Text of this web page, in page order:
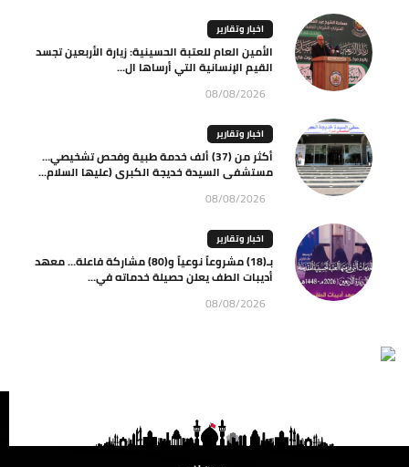
اخبار وتقارير
الأمين العام للعتبة الحسينية: زيارة الأربعين تجسد
القيم الإنسانية التي أرساها ال...
08/08/2026
اخبار وتقارير
أكثر من (37) ألف خدمة طبية وفحص تشخيصي…
مستشفى السيدة خديجة الكبرى (عليها السلام...
08/08/2026
اخبار وتقارير
بـ(18) مشروعاً نوعياً و(80) مشاركة فاعلة… معهد
أديبات الطف يعلن حصيلة خدماته في...
08/08/2026